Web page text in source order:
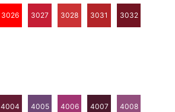
3026 3027 3028 3031 3032
4004 4005 4006 4007 4008